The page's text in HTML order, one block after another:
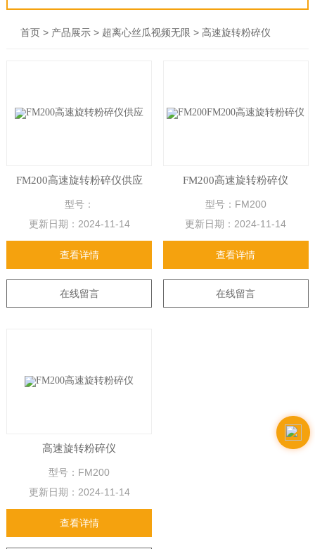
首页> 产品展示> 超离心丝瓜视频无限 > 高速旋转粉碎仪
FM200高速旋转粉碎仪供应
型号：
更新日期： 2024-11-14
查看详情
在线留言
FM200高速旋转粉碎仪
型号：FM200
更新日期： 2024-11-14
查看详情
在线留言
高速旋转粉碎仪
型号：FM200
更新日期： 2024-11-14
查看详情